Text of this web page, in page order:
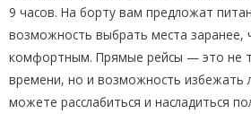
9 часов. На борту вам предложат
возможность выбрать места заранее,
комфортным. Прямые рейсы — это не
времени, но и возможность избежать
можете расслабиться и насладиться